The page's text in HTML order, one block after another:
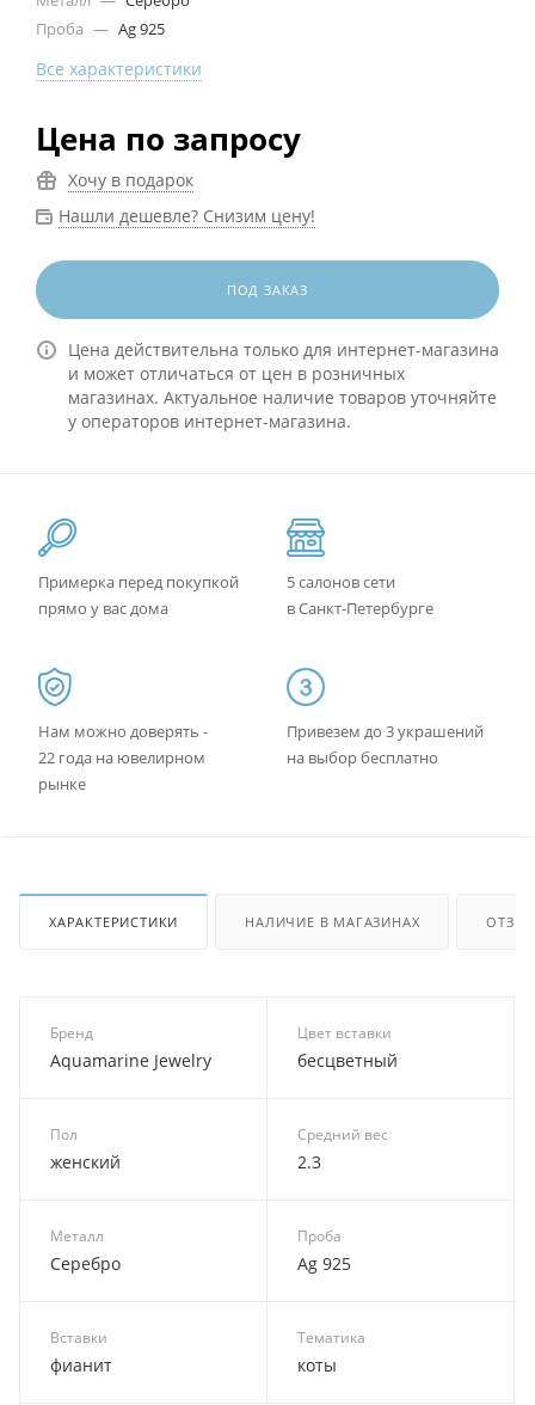
Проба — Ag 925
Все характеристики
Цена по запросу
Хочу в подарок
Нашли дешевле? Снизим цену!
ПОД ЗАКАЗ
Цена действительна только для интернет-магазина
и может отличаться от цен в розничных
магазинах. Актуальное наличие товаров уточняйте
у операторов интернет-магазина.
Примерка перед покупкой
прямо у вас дома
5 салонов сети
в Санкт-Петербурге
Нам можно доверять -
22 года на ювелирном
рынке
Привезем до 3 украшений
на выбор бесплатно
ХАРАКТЕРИСТИКИ НАЛИЧИЕ В МАГАЗИНАХ
Бренд
Aquamarine Jewelry
Цвет вставки
бесцветный
Пол
женский
Средний вес
2.3
Металл
Серебро
Проба
Ag 925
Вставки
фианит
Тематика
коты